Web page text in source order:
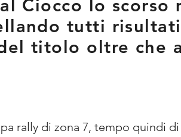
Ciocco lo scorso
tutti
titolo oltre che
rally di zona 7, tempo quindi